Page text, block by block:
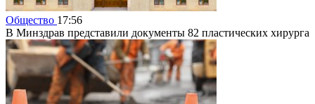
Общество 17:56
В Минздрав представили документы 82 пластических хирурга